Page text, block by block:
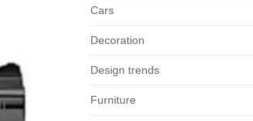
Cars
Decoration
Design trends
Furniture